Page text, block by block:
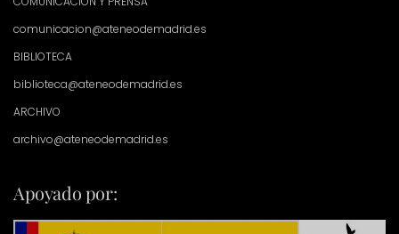
comunicacion@ateneodemadrid.es
BIBLIOTECA
biblioteca@ateneodemadrid.es
ARCHIVO
archivo@ateneodemadrid.es
Apoyado por: